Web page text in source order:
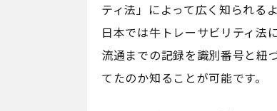
ティ法」によって広く知られる
日本では牛トレーサビリティ法
流通までの記録を識別番号と紐
てたのか知ることが可能です。